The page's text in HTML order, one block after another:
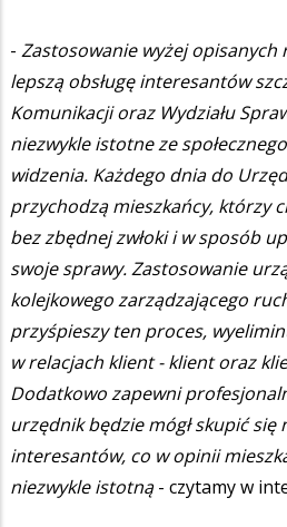
- Zastosowanie wyżej
lepszą obsługę interesantów
Komunikacji oraz Wydziału
niezwykle istotne ze
widzenia. Każdego dnia do
przychodzą mieszkańcy, którzy
bez zbędnej zwłoki i w sposób
swoje sprawy. Zastosowanie
kolejkowego zarządzającego
przyśpieszy ten proces,
w relacjach klient - klient oraz
Dodatkowo zapewni
urzędnik będzie mógł skupić się
interesantów, co w opinii
niezwykle istotną- czytamy w